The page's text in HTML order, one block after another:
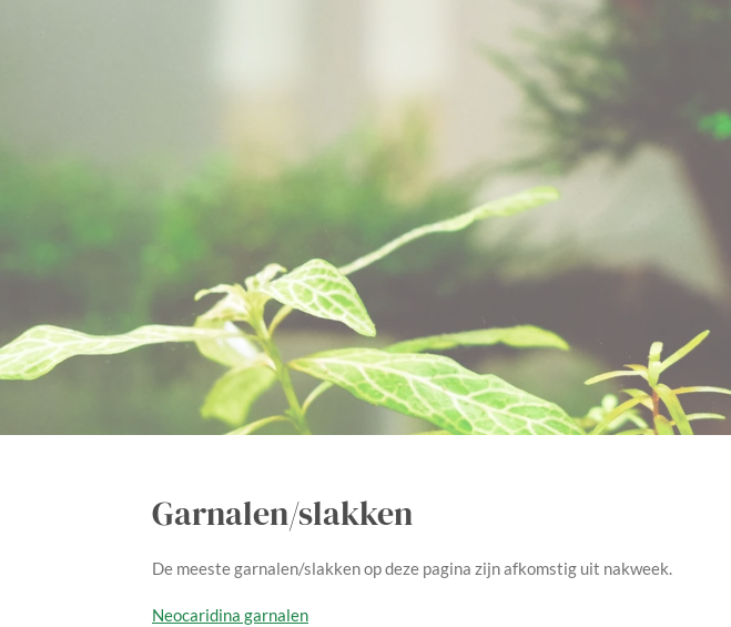
Garnalen/slakken
De meeste garnalen/slakken op deze pagina zijn afkomstig uit nakweek.
Neocaridina garnalen